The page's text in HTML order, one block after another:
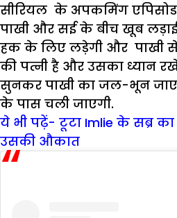
सीरियल के अपकमिंग एपिसोड
पाखी और सई के बीच खूब
हक के लिए लड़ेगी और पाखी से
की पत्नी है और उसका ध्यान
सुनकर पाखी का जल-भून
के पास चली जाएगी.
ये भी पढ़ें- टूटा Imlie के सब्र
उसकी औकात